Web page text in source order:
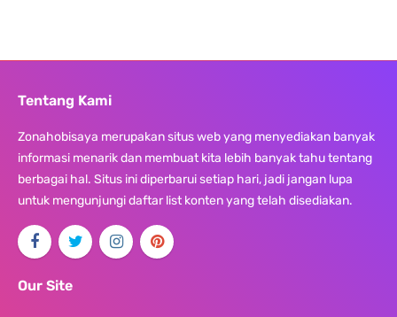
Tentang Kami
Zonahobisaya merupakan situs web yang menyediakan banyak
informasi menarik dan membuat kita lebih banyak tahu tentang
berbagai hal. Situs ini diperbarui setiap hari, jadi jangan lupa
untuk mengunjungi daftar list konten yang telah disediakan.
Our Site